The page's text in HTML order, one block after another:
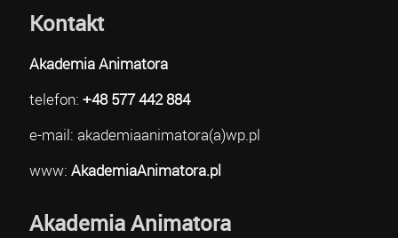
Kontakt
Akademia Animatora
telefon: +48 577 442 884
e-mail: akademiaanimatora(a)wp.pl
www: AkademiaAnimatora.pl
Akademia Animatora